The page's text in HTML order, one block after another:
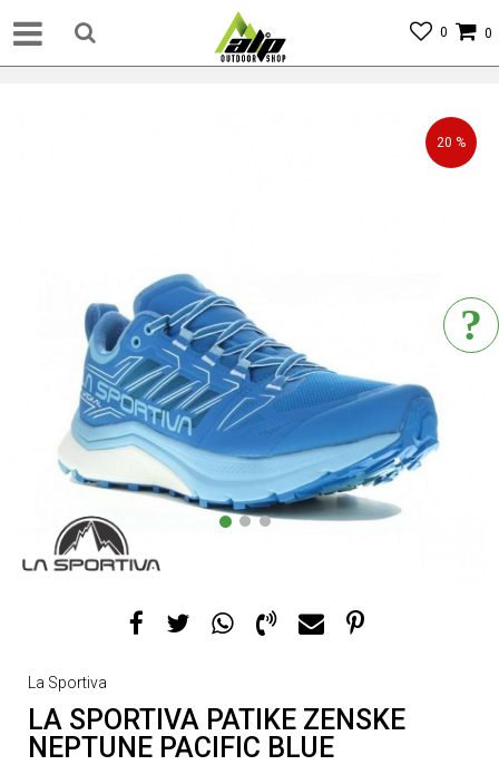
0
0
1 2 3
20 %
La Sportiva
LA SPORTIVA PATIKE ZENSKE
NEPTUNE PACIFIC BLUE